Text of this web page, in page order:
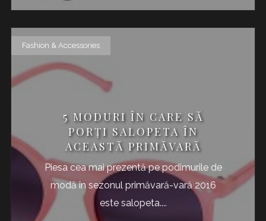
Fashion & Accessories
5 MODURI ÎN CARE SĂ
PORȚI SALOPETA ÎN
ACEASTĂ PRIMĂVARĂ
Piesa cea mai prezentă pe podimurile de
modă în sezonul primăvară-vară 2016
este salopeta....